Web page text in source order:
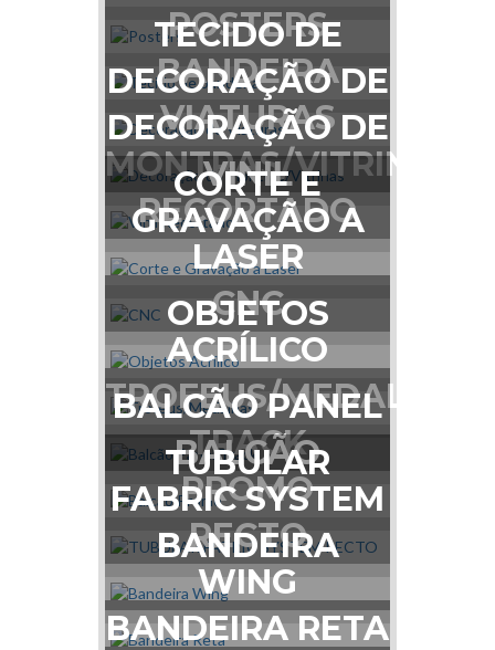
POSTERS
TECIDO DE
BANDEIRA
DECORAÇÃO DE
VIATURAS
DECORAÇÃO DE
MONTRAS/VITRINAS
VINIL
RECORTADO
CORTE E
GRAVAÇÃO A
LASER
CNC
OBJETOS
ACRÍLICO
TROFEUS/MEDALHAS
BALCÃO PANEL
TRACK
BALCÃO
PROMO
TUBULAR
FABRIC SYSTEM
RECTO
BANDEIRA
WING
BANDEIRA RETA